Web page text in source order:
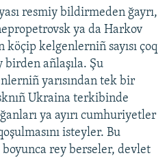
resmiy bildirmeden ğayrı,
ya da Harkov
kelgenlerniñ sayısı çoq
birden añlaşıla. Şu
yarısından tek bir
Ukraina terkibinde
ya ayırı cumhuriyetler
isteyler. Bu
boyunca rey berseler, devlet